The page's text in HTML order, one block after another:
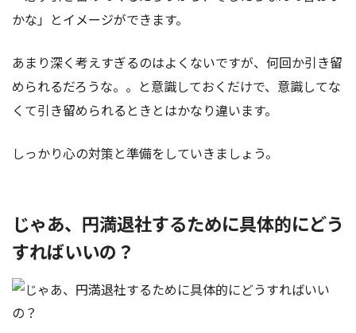
かな」とイメージができます。
あまり深く考えすぎるのはよくないですが、何回か引き留
められるだろうな。。と意識しておくだけで、意識してな
くて引き留められるときとはかなり違います。
しっかり心の対策と準備をしていきましょう。
じゃあ、円満退社するために具体的にどう
すればいいの？